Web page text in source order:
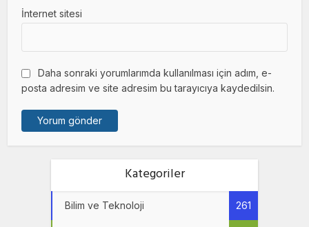
İnternet sitesi
Daha sonraki yorumlarımda kullanılması için adım, e-
posta adresim ve site adresim bu tarayıcıya kaydedilsin.
Kategoriler
Bilim ve Teknoloji 261